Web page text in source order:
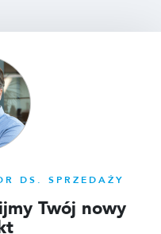
DS. SPRZEDAŻY
Twój nowy